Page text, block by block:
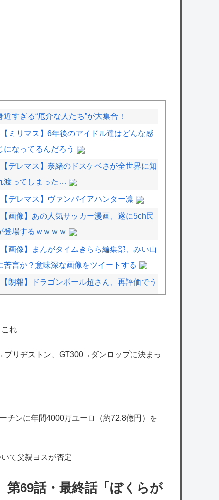
近すぎる“厄介な人たち”が大集合！
【ミリマス】6年後のアイドル達はどんな感
になってるんだろう
【デレマス】奈緒のドスケベさが全世界に知
渡ってしまった…
【デレマス】ヴァンパイアハンター凛
【画像】あの人気サッカー漫画、遂に5ch民
登場するｗｗｗｗ
【画像】まんがタイムきらら編集部、みい山
苦言か？意味深な画像をツイートする
【朗報】ドラゴンボール超さん、再評価でう
かりGTを越えてしまうｗｗｗｗｗ
すぎてしまい炎上
【ホロライブ】うーん実にラミィ
【艦これ】みんなもう終わってそうだから聞
んだけど E3-2ってサブの穴が空いてないダ
ハツ駆逐並べて 高速＋とかしてるとアホほ
れ
リヂストン、GT300→ダンロップに決まっ
チンに年間4000万ユーロ（約72.8億円）を
て父親ヨスが否定
第69話・最終話「ぼくらが